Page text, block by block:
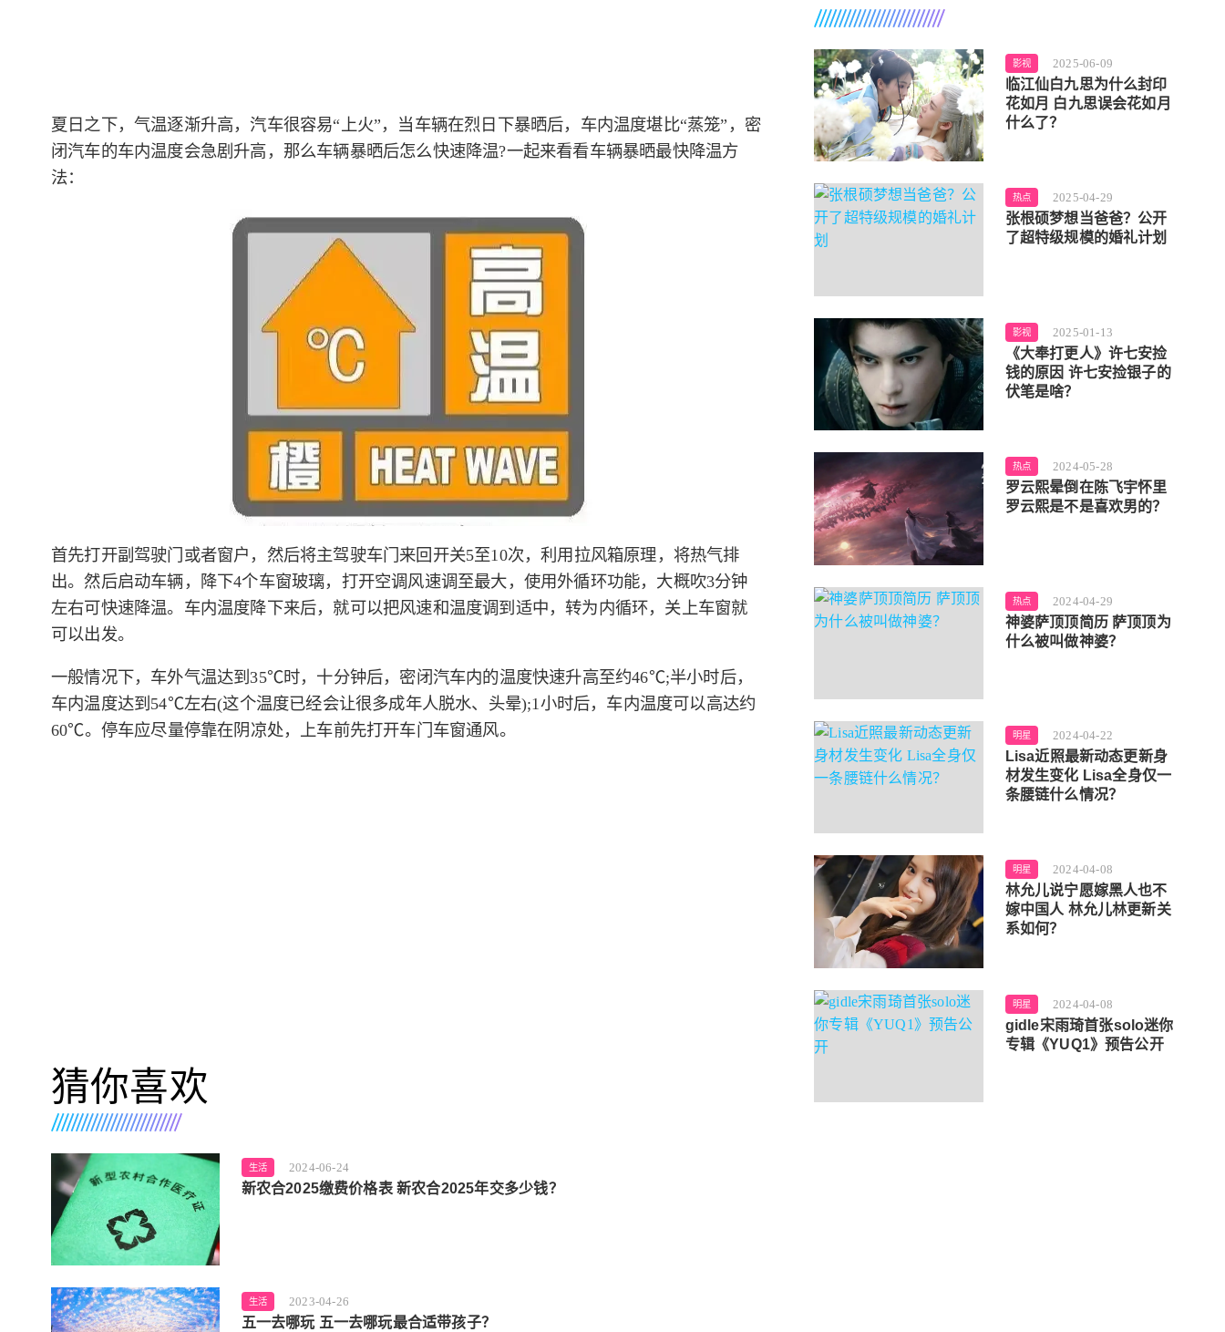
夏日之下，气温逐渐升高，汽车很容易“上火”，当车辆在烈日下暴晒后，车内温度堪比“蒸笼”，密
闭汽车的车内温度会急剧升高，那么车辆暴晒后怎么快速降温?一起来看看车辆暴晒最快降温方
法：
首先打开副驾驶门或者窗户，然后将主驾驶车门来回开关5至10次，利用拉风箱原理，将热气排
出。然后启动车辆，降下4个车窗玻璃，打开空调风速调至最大，使用外循环功能，大概吹3分钟
左右可快速降温。车内温度降下来后，就可以把风速和温度调到适中，转为内循环，关上车窗就
可以出发。
一般情况下，车外气温达到35℃时，十分钟后，密闭汽车内的温度快速升高至约46℃;半小时后，
车内温度达到54℃左右(这个温度已经会让很多成年人脱水、头晕);1小时后，车内温度可以高达约
60℃。停车应尽量停靠在阴凉处，上车前先打开车门车窗通风。
猜你喜欢
生活 2024-06-24
新农合2025缴费价格表 新农合2025年交多少钱？
生活 2023-04-26
五一去哪玩 五一去哪玩最合适带孩子？
影视 2025-06-09
临江仙白九思为什么封印
花如月 白九思误会花如月
什么了？
热点 2025-04-29
张根硕梦想当爸爸？公开
了超特级规模的婚礼计划
影视 2025-01-13
《大奉打更人》许七安捡
钱的原因 许七安捡银子的
伏笔是啥？
热点 2024-05-28
罗云熙晕倒在陈飞宇怀里
罗云熙是不是喜欢男的？
热点 2024-04-29
神婆萨顶顶简历 萨顶顶为
什么被叫做神婆？
明星 2024-04-22
Lisa近照最新动态更新身
材发生变化 Lisa全身仅一
条腰链什么情况？
明星 2024-04-08
林允儿说宁愿嫁黑人也不
嫁中国人 林允儿林更新关
系如何？
明星 2024-04-08
gidle宋雨琦首张solo迷你
专辑《YUQ1》预告公开